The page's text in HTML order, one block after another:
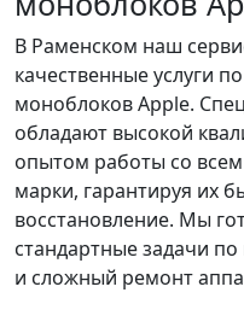
В Раменском наш
качественные услуги
моноблоков Apple.
обладают высокой
опытом работы со
марки, гарантируя их
восстановление. Мы
стандартные задачи по
и сложный ремонт